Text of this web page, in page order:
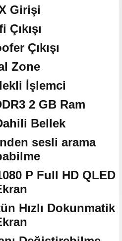
Girişi
Çıkışı
Çıkışı
Zone
İşlemci
2 GB Ram
Bellek
sesli arama
P Full HD QLED
Hızlı Dokunmatik